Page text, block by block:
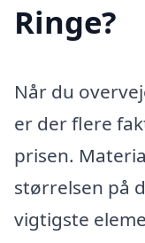
Ringe?
Når du
er der flere
prisen.
størrelsen på
vigtigste